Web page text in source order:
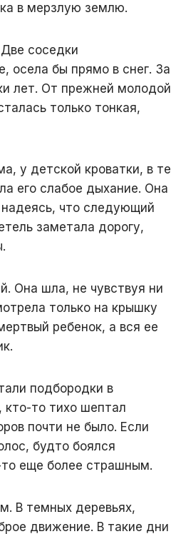
в мерзлую землю.
соседки
осела бы прямо в снег. За
лет. От прежней молодой
только тонкая,
у детской кроватки, в те
его слабое дыхание. Она
что следующий
заметала дорогу,
Она шла, не чувствуя ни
только на крышку
ребенок, а вся ее
подбородки в
кто-то тихо шептал
почти не было. Если
будто боялся
еще более страшным.
В темных деревьях,
движение. В такие дни